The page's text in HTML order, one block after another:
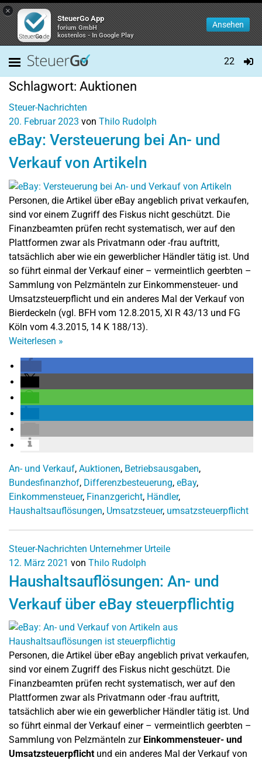
×
SteuerGo App
forium GmbH
kostenlos - In Google Play
Ansehen
22
Schlagwort: Auktionen
Steuer-Nachrichten
20. Februar 2023 von Thilo Rudolph
eBay: Versteuerung bei An- und
Verkauf von Artikeln
Personen, die Artikel über eBay angeblich privat verkaufen,
sind vor einem Zugriff des Fiskus nicht geschützt. Die
Finanzbeamten prüfen recht systematisch, wer auf den
Plattformen zwar als Privatmann oder -frau auftritt,
tatsächlich aber wie ein gewerblicher Händler tätig ist. Und
so führt einmal der Verkauf einer – vermeintlich geerbten –
Sammlung von Pelzmänteln zur Einkommensteuer- und
Umsatzsteuerpflicht und ein anderes Mal der Verkauf von
Bierdeckeln (vgl. BFH vom 12.8.2015, XI R 43/13 und FG
Köln vom 4.3.2015, 14 K 188/13).
Weiterlesen »
An- und Verkauf, Auktionen, Betriebsausgaben,
Bundesfinanzhof, Differenzbesteuerung, eBay,
Einkommensteuer, Finanzgericht, Händler,
Haushaltsauflösungen, Umsatzsteuer, umsatzsteuerpflicht
Steuer-Nachrichten Unternehmer Urteile
12. März 2021 von Thilo Rudolph
Haushaltsauflösungen: An- und
Verkauf über eBay steuerpflichtig
Personen, die Artikel über eBay angeblich privat verkaufen,
sind vor einem Zugriff des Fiskus nicht geschützt. Die
Finanzbeamten prüfen recht systematisch, wer auf den
Plattformen zwar als Privatmann oder -frau auftritt,
tatsächlich aber wie ein gewerblicher Händler tätig ist. Und
so führt einmal der Verkauf einer – vermeintlich geerbten –
Sammlung von Pelzmänteln zur Einkommensteuer- und
Umsatzsteuerpflichtund ein anderes Mal der Verkauf von